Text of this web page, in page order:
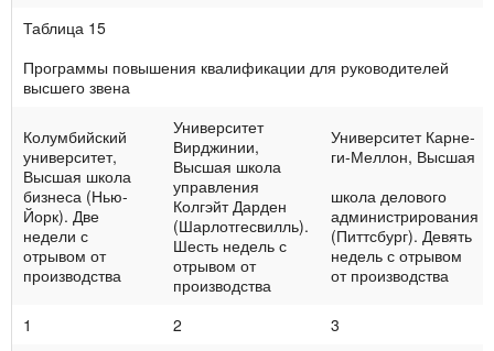
Таблица 15
Программы повышения квалификации для руководителей
высшего звена
Колумбийский
универ­ситет,
Высшая школа
бизнеса (Нью-
Йорк). Две
недели с
отрывом от
производства
Университет
Вирджинии,
Высшая школа
управле­ния
Колгэйт Дарден
(Шарлотгесвилль).
Шесть недель с
отрывом от
производства
Университет Карне-
ги-Меллон, Высшая
школа делового
администрирования
(Питтсбург). Девять
недель с отрывом
от производства
1 2
3